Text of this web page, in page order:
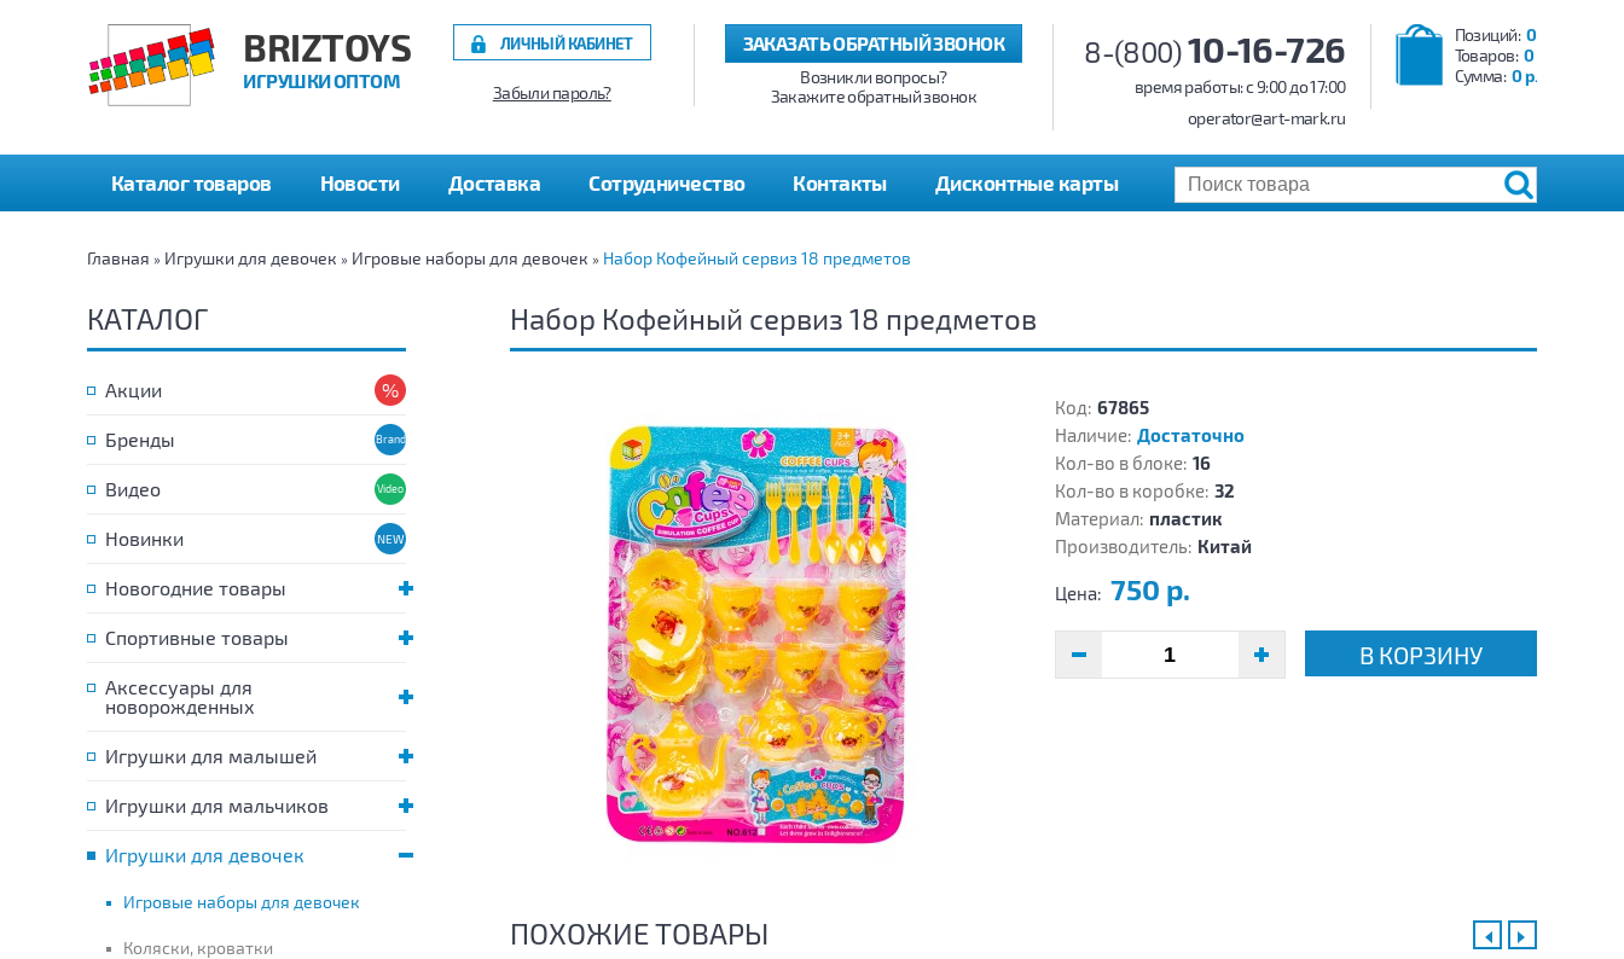
BRIZTOYS
ИГРУШКИ ОПТОМ
Позиций: 0
Товаров: 0
Сумма: 0 р.
8-(800)10-16-726
время работы: c 9:00 до 17:00
operator@art-mark.ru
ЗАКАЗАТЬ ОБРАТНЫЙ ЗВОНОК
Возникли вопросы?
Закажите обратный звонок
ЛИЧНЫЙ КАБИНЕТ
Забыли пароль?
Каталог товаров Новости Доставка Сотрудничество Контакты Дисконтные карты
Главная » Игрушки для девочек » Игровые наборы для девочек » Набор Кофейный сервиз 18 предметов
КАТАЛОГ
Акции
Бренды
Видео
Новинки
Новогодние товары
Спортивные товары
Аксессуары для
новорожденных
Игрушки для малышей
Игрушки для мальчиков
Игрушки для девочек
Игровые наборы для девочек
Коляски, кроватки
Набор Кофейный сервиз 18 предметов
Код: 67865
Наличие: Достаточно
Кол-во в блоке: 16
Кол-во в коробке: 32
Материал: пластик
Производитель: Китай
Цена: 750 р.
В КОРЗИНУ
ПОХОЖИЕ ТОВАРЫ